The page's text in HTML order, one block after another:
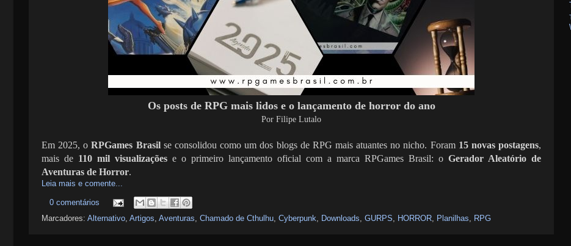
Os posts de RPG mais lidos e o lançamento de horror do ano
Por Filipe Lutalo
Em 2025, oRPGames Brasilse consolidou como um dos blogs de RPG mais atuantes no nicho. Foram 15 novas postagens,
mais de 110 mil visualizações e o primeiro lançamento oficial com a marca RPGames Brasil: o Gerador Aleatório de
Aventuras de Horror.
Leia mais e comente...
0 comentários
Marcadores: Alternativo, Artigos, Aventuras, Chamado de Cthulhu, Cyberpunk, Downloads, GURPS, HORROR, Planilhas, RPG